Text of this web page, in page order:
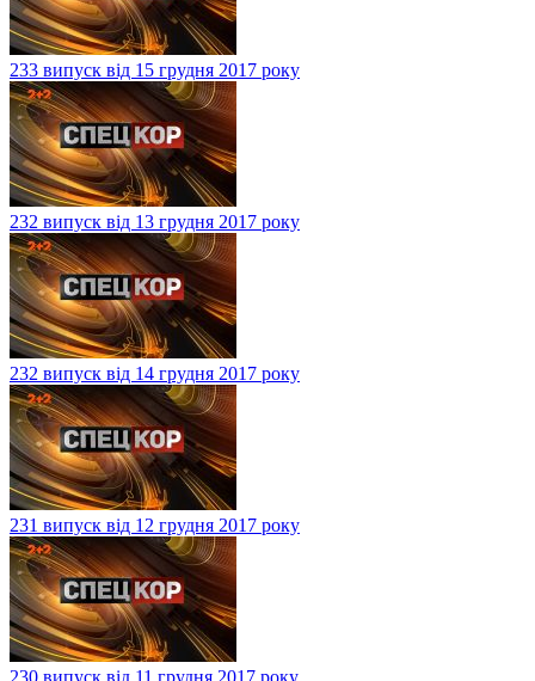
233 випуск від 15 грудня 2017 року
232 випуск від 13 грудня 2017 року
232 випуск від 14 грудня 2017 року
231 випуск від 12 грудня 2017 року
230 випуск від 11 грудня 2017 року